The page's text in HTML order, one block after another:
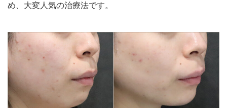
め、大変人気の治療法です。